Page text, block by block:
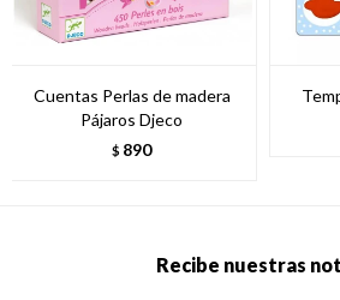
Cuentas Perlas de madera
Pájaros Djeco
$ 890
Recibe nuestras